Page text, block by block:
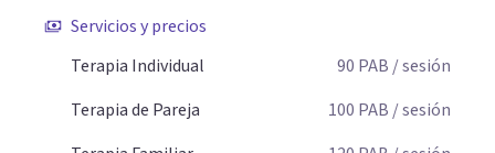
Servicios y precios
Terapia Individual
90 PAB / sesión
Terapia de Pareja
100 PAB / sesión